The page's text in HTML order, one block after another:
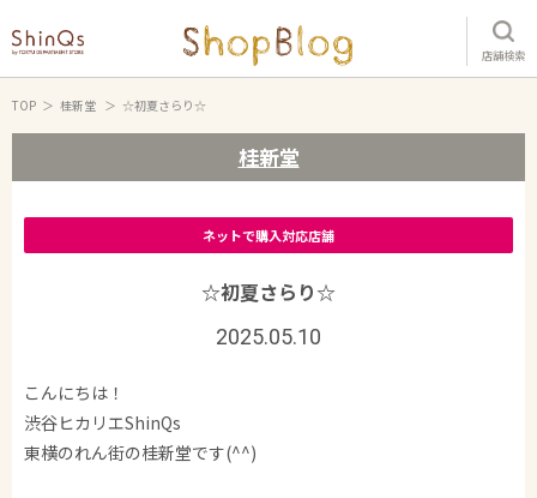
店舗検索
TOP 桂新堂 ☆初夏さらり☆
桂新堂
ネットで購入対応店舗
☆初夏さらり☆
2025.05.10
こんにちは！
渋谷ヒカリエShinQs
東横のれん街の桂新堂です(^^)